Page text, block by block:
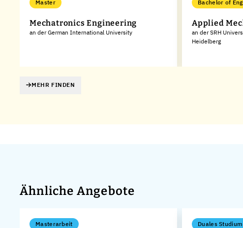
Master
Mechatronics Engineering
an der German International University
Bachelor of
Applied
an der SRH
Heidelberg
MEHR FINDEN
Ähnliche Angebote
Masterarbeit Duales Studium